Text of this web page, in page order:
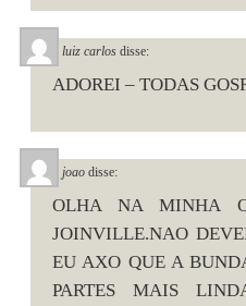
luiz carlos disse:
ADOREI – TODAS
joao disse:
OLHA NA MINHA
JOINVILLE.NAO
EU AXO QUE A
PARTES MAIS